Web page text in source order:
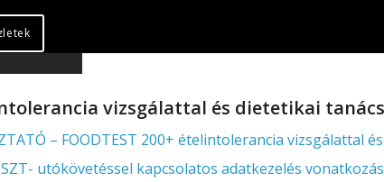
vizsgálattal és dietetikai
– FOODTEST 200+ ételintolerancia vizsgálattal
utókövetéssel kapcsolatos adatkezelés